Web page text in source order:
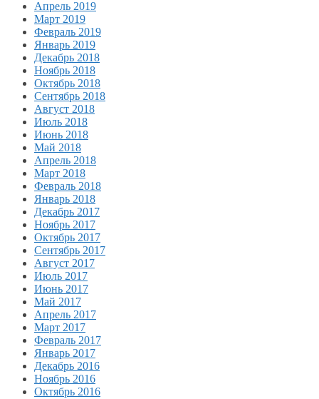
Апрель 2019
Март 2019
Февраль 2019
Январь 2019
Декабрь 2018
Ноябрь 2018
Октябрь 2018
Сентябрь 2018
Август 2018
Июль 2018
Июнь 2018
Май 2018
Апрель 2018
Март 2018
Февраль 2018
Январь 2018
Декабрь 2017
Ноябрь 2017
Октябрь 2017
Сентябрь 2017
Август 2017
Июль 2017
Июнь 2017
Май 2017
Апрель 2017
Март 2017
Февраль 2017
Январь 2017
Декабрь 2016
Ноябрь 2016
Октябрь 2016